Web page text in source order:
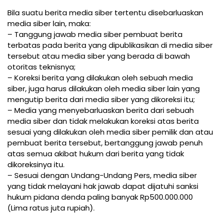
Bila suatu berita media siber tertentu disebarluaskan
media siber lain, maka:
– Tanggung jawab media siber pembuat berita
terbatas pada berita yang dipublikasikan di media siber
tersebut atau media siber yang berada di bawah
otoritas teknisnya;
– Koreksi berita yang dilakukan oleh sebuah media
siber, juga harus dilakukan oleh media siber lain yang
mengutip berita dari media siber yang dikoreksi itu;
– Media yang menyebarluaskan berita dari sebuah
media siber dan tidak melakukan koreksi atas berita
sesuai yang dilakukan oleh media siber pemilik dan atau
pembuat berita tersebut, bertanggung jawab penuh
atas semua akibat hukum dari berita yang tidak
dikoreksinya itu.
– Sesuai dengan Undang-Undang Pers, media siber
yang tidak melayani hak jawab dapat dijatuhi sanksi
hukum pidana denda paling banyak Rp500.000.000
(Lima ratus juta rupiah).